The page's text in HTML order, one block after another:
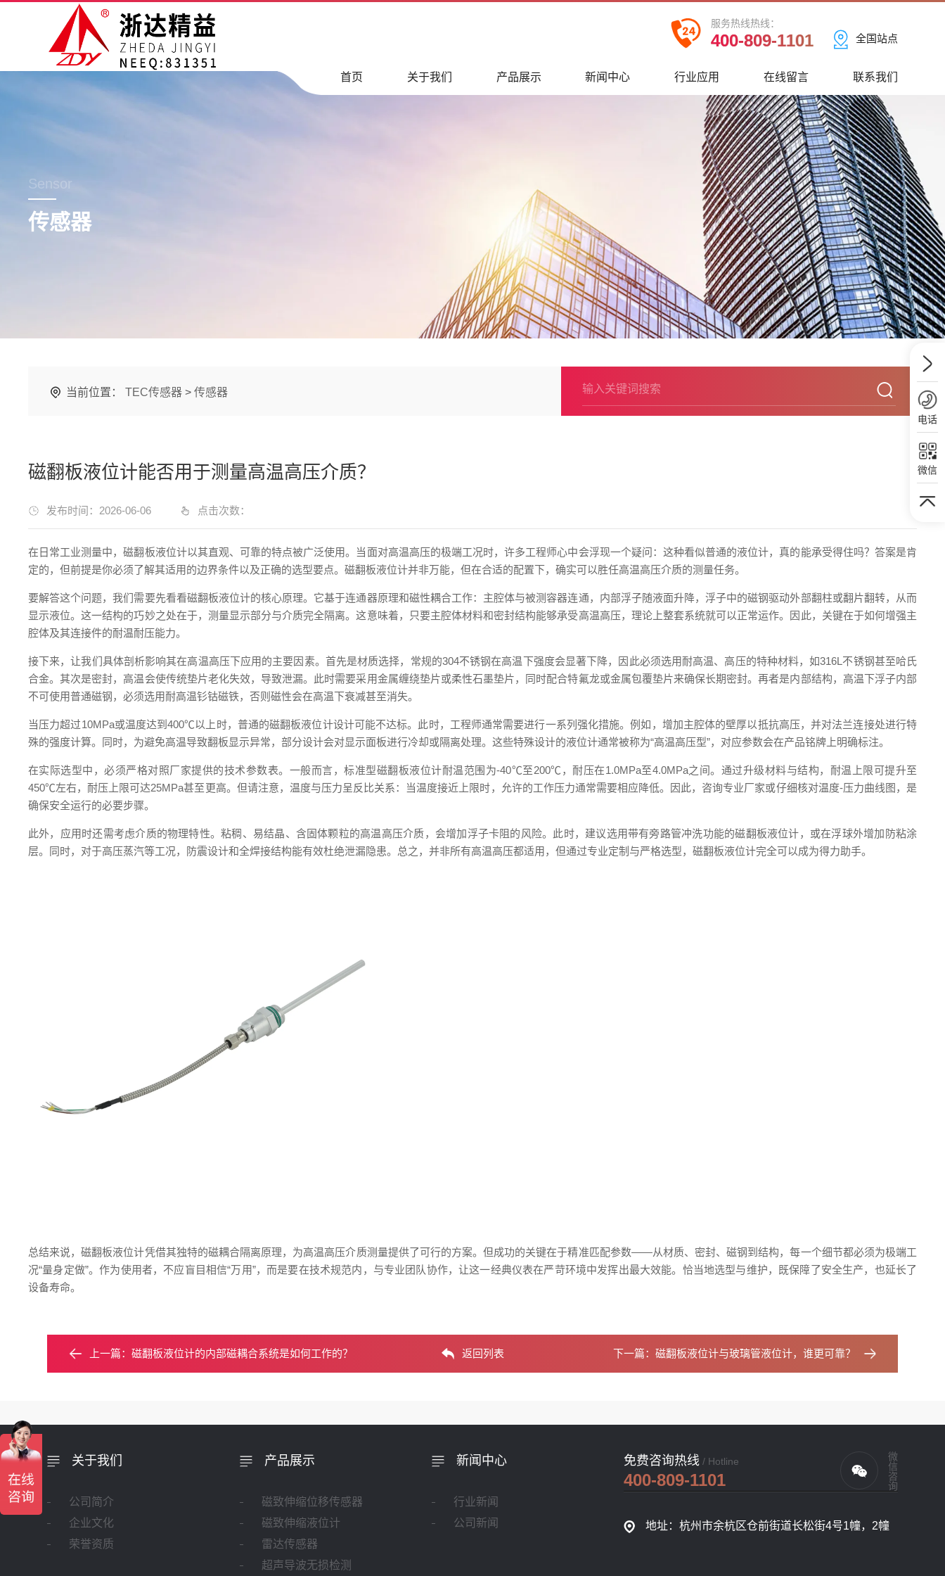
全国站点
服务热线热线：
400-809-1101
首页 关于我们 产品展示 新闻中心 行业应用 在线留言 联系我们
Sensor
传感器
当前位置： TEC传感器 > 传感器
磁翻板液位计能否用于测量高温高压介质？
发布时间：2026-06-06 点击次数：
在日常工业测量中，磁翻板液位计以其直观、可靠的特点被广泛使用。当面对高温高压的极端工况时，许多工程师心中会浮现一个疑问：这种看似普通的液位计，真的能承受得住吗？答案是肯
定的，但前提是你必须了解其适用的边界条件以及正确的选型要点。磁翻板液位计并非万能，但在合适的配置下，确实可以胜任高温高压介质的测量任务。
要解答这个问题，我们需要先看看磁翻板液位计的核心原理。它基于连通器原理和磁性耦合工作：主腔体与被测容器连通，内部浮子随液面升降，浮子中的磁钢驱动外部翻柱或翻片翻转，从而
显示液位。这一结构的巧妙之处在于，测量显示部分与介质完全隔离。这意味着，只要主腔体材料和密封结构能够承受高温高压，理论上整套系统就可以正常运作。因此，关键在于如何增强主
腔体及其连接件的耐温耐压能力。
接下来，让我们具体剖析影响其在高温高压下应用的主要因素。首先是材质选择，常规的304不锈钢在高温下强度会显著下降，因此必须选用耐高温、高压的特种材料，如316L不锈钢甚至哈氏
合金。其次是密封，高温会使传统垫片老化失效，导致泄漏。此时需要采用金属缠绕垫片或柔性石墨垫片，同时配合特氟龙或金属包覆垫片来确保长期密封。再者是内部结构，高温下浮子内部
不可使用普通磁钢，必须选用耐高温钐钴磁铁，否则磁性会在高温下衰减甚至消失。
当压力超过10MPa或温度达到400℃以上时，普通的磁翻板液位计设计可能不达标。此时，工程师通常需要进行一系列强化措施。例如，增加主腔体的壁厚以抵抗高压，并对法兰连接处进行特
殊的强度计算。同时，为避免高温导致翻板显示异常，部分设计会对显示面板进行冷却或隔离处理。这些特殊设计的液位计通常被称为“高温高压型”，对应参数会在产品铭牌上明确标注。
在实际选型中，必须严格对照厂家提供的技术参数表。一般而言，标准型磁翻板液位计耐温范围为-40℃至200℃，耐压在1.0MPa至4.0MPa之间。通过升级材料与结构，耐温上限可提升至
450℃左右，耐压上限可达25MPa甚至更高。但请注意，温度与压力呈反比关系：当温度接近上限时，允许的工作压力通常需要相应降低。因此，咨询专业厂家或仔细核对温度-压力曲线图，是
确保安全运行的必要步骤。
此外，应用时还需考虑介质的物理特性。粘稠、易结晶、含固体颗粒的高温高压介质，会增加浮子卡阻的风险。此时，建议选用带有旁路管冲洗功能的磁翻板液位计，或在浮球外增加防粘涂
层。同时，对于高压蒸汽等工况，防震设计和全焊接结构能有效杜绝泄漏隐患。总之，并非所有高温高压都适用，但通过专业定制与严格选型，磁翻板液位计完全可以成为得力助手。
总结来说，磁翻板液位计凭借其独特的磁耦合隔离原理，为高温高压介质测量提供了可行的方案。但成功的关键在于精准匹配参数——从材质、密封、磁钢到结构，每一个细节都必须为极端工
况“量身定做”。作为使用者，不应盲目相信“万用”，而是要在技术规范内，与专业团队协作，让这一经典仪表在严苛环境中发挥出最大效能。恰当地选型与维护，既保障了安全生产，也延长了
设备寿命。
上一篇：磁翻板液位计的内部磁耦合系统是如何工作的？ 返回列表 下一篇： 磁翻板液位计与玻璃管液位计，谁更可靠？
免费咨询热线 / Hotline
400-809-1101 微信咨询
地址：杭州市余杭区仓前街道长松街4号1幢，2幢
关于我们
公司简介
企业文化
荣誉资质
产品展示
磁致伸缩位移传感器
磁致伸缩液位计
雷达传感器
超声导波无损检测
新闻中心
行业新闻
公司新闻
电话
微信